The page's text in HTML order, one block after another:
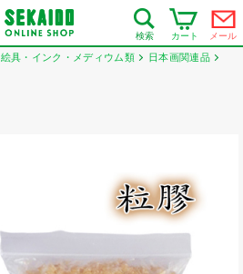
検索 カート メール
絵具・インク・メディウム類
日本画関連品